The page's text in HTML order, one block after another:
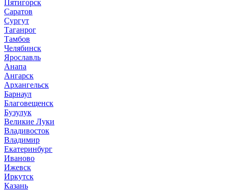
Пятигорск
Саратов
Сургут
Таганрог
Тамбов
Челябинск
Ярославль
Анапа
Ангарск
Архангельск
Барнаул
Благовещенск
Бузулук
Великие Луки
Владивосток
Владимир
Екатеринбург
Иваново
Ижевск
Иркутск
Казань